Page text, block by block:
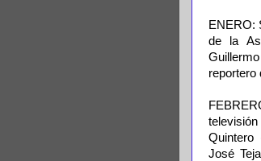
ENERO:
de la
reportero
Quintero
José